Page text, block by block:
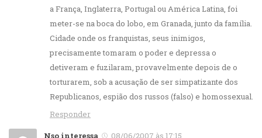
a França, Inglaterra, Portugal ou América Latina, foi
meter-se na boca do lobo, em Granada, junto da família.
Cidade onde os franquistas, seus inimigos,
precisamente tomaram o poder e depressa o
detiveram e fuzilaram, provavelmente depois de o
torturarem, sob a acusação de ser simpatizante dos
Republicanos, espião dos russos (falso) e homossexual.
Responder
Nso interessa
08/06/2007 às 17:15